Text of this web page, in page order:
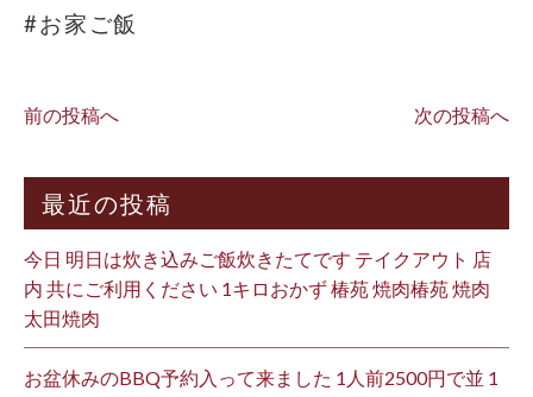
#お家ご飯
前の投稿へ 次の投稿へ
最近の投稿
今日 明日は炊き込みご飯炊きたてです テイクアウト 店
内 共にご利用ください 1キロおかず 椿苑 焼肉椿苑 焼肉
太田焼肉
お盆休みのBBQ予約入って来ました 1人前2500円で並 1